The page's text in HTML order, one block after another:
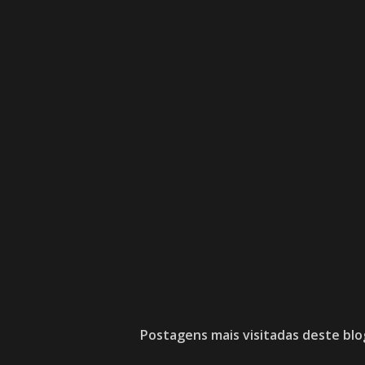
Postagens mais visitadas deste